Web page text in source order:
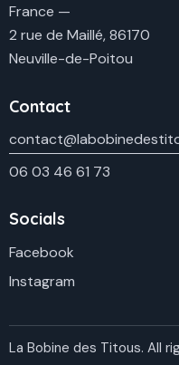
France —
2 rue de Maillé, 86170
Neuville-de-Poitou
Contact
06 03 46 61 73
Socials
Facebook
Instagram
La Bobine des Titous. All